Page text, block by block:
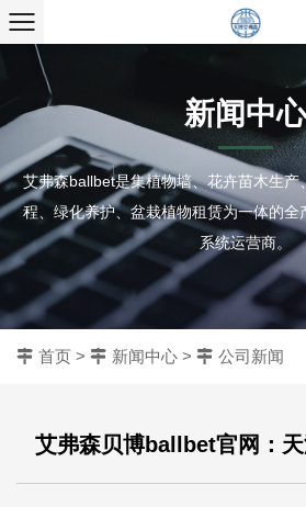
新闻中心
艾弗森ballbet是集植物墙、花卉苗木生产
程、绿化养护、盆栽植物租赁为一体的
系统运营商。
首页 > 新闻中心 > 公司新闻
艾弗森贝博ballbet官网：